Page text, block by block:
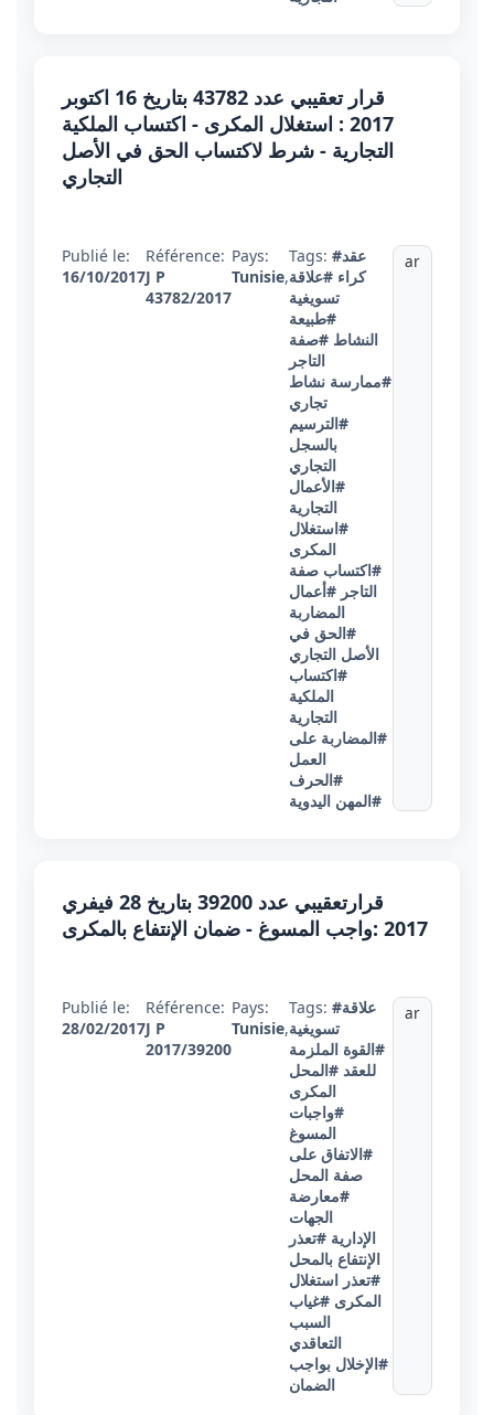
قرار تعقيبي عدد 43782 بتاريخ 16 اكتوبر
2017 : استغلال المكرى - اكتساب الملكية
التجارية - شرط لاكتساب الحق في الأصل
التجاري
Publié le:
16/10/2017
Référence:
J P
43782/2017
Pays:
Tunisie,
Tags: #عقد
كراء #علاقة
تسويغية
#طبيعة
النشاط #صفة
التاجر
#ممارسة نشاط
تجاري
#الترسيم
بالسجل
التجاري
#الأعمال
التجارية
#استغلال
المكرى
#اكتساب صفة
التاجر #أعمال
المضاربة
#الحق في
الأصل التجاري
#اكتساب
الملكية
التجارية
#المضاربة على
العمل
#الحرف
#المهن اليدوية
ar
قرارتعقيبي عدد 39200 بتاريخ 28 فيفري
2017 :واجب المسوغ - ضمان الإنتفاع بالمكرى
Publié le:
28/02/2017
Référence:
J P
2017/39200
Pays:
Tunisie,
Tags: #علاقة
تسويغية
#القوة الملزمة
للعقد #المحل
المكرى
#واجبات
المسوغ
#الاتفاق على
صفة المحل
#معارضة
الجهات
الإدارية #تعذر
الإنتفاع بالمحل
#تعذر استغلال
المكرى #غياب
السبب
التعاقدي
#الإخلال بواجب
الضمان
ar